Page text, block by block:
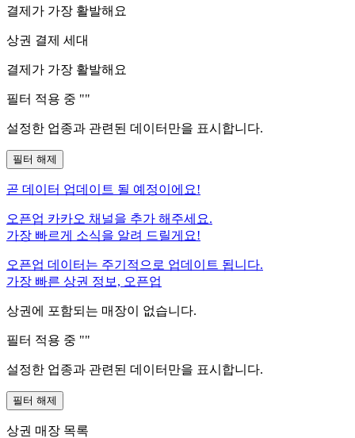
결제가 가장 활발해요
상권 결제 세대
결제가 가장 활발해요
필터 적용 중 ""
설정한 업종과 관련된 데이터만을 표시합니다.
필터 해제
곧 데이터 업데이트 될 예정이에요!
오픈업 카카오 채널을 추가 해주세요.
가장 빠르게 소식을 알려 드릴게요!
오픈업 데이터는 주기적으로 업데이트 됩니다.
가장 빠른 상권 정보, 오픈업
상권에 포함되는 매장이 없습니다.
필터 적용 중 ""
설정한 업종과 관련된 데이터만을 표시합니다.
필터 해제
상권 매장 목록